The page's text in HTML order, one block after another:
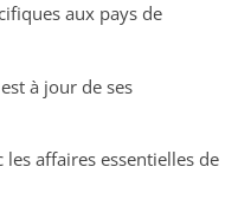
aux pays de
à jour de ses
les affaires essentielles de